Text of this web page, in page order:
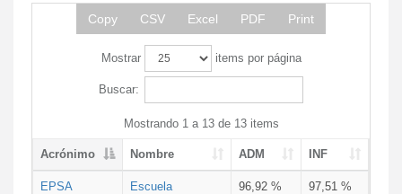
Copy CSV Excel PDF Print
Mostrar items por página
Buscar:
Mostrando 1 a 13 de 13 items
Acrónimo Nombre ADM INF
EPSA
Escuela
96,92 % 97,51 %